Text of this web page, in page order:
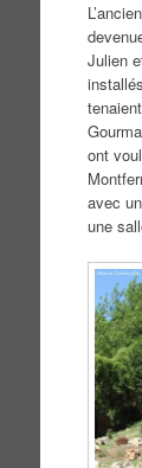
Julien
ont
avec
une